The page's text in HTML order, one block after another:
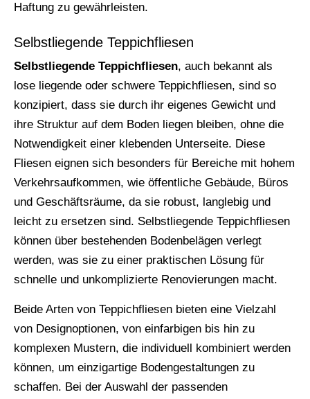
Haftung zu gewährleisten.
Selbstliegende Teppichfliesen
Selbstliegende Teppichfliesen, auch bekannt als
lose liegende oder schwere Teppichfliesen, sind so
konzipiert, dass sie durch ihr eigenes Gewicht und
ihre Struktur auf dem Boden liegen bleiben, ohne die
Notwendigkeit einer klebenden Unterseite. Diese
Fliesen eignen sich besonders für Bereiche mit hohem
Verkehrsaufkommen, wie öffentliche Gebäude, Büros
und Geschäftsräume, da sie robust, langlebig und
leicht zu ersetzen sind. Selbstliegende Teppichfliesen
können über bestehenden Bodenbelägen verlegt
werden, was sie zu einer praktischen Lösung für
schnelle und unkomplizierte Renovierungen macht.
Beide Arten von Teppichfliesen bieten eine Vielzahl
von Designoptionen, von einfarbigen bis hin zu
komplexen Mustern, die individuell kombiniert werden
können, um einzigartige Bodengestaltungen zu
schaffen. Bei der Auswahl der passenden